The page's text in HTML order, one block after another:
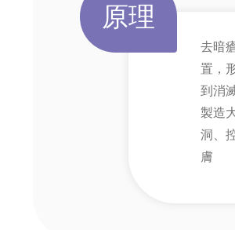
原理
去暗
置，
到消
製造
洞、
膚